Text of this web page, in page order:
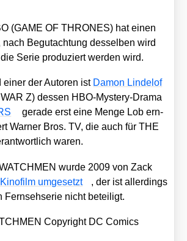
(GAME OF THRONES) hat einen
nach Begut­ach­tung des­sel­ben wird
Serie pro­du­ziert wer­den wird.
einer der Autoren ist Damon Linde­l­of
Z) des­sen HBO-Mys­tery-Dra­ma
gera­de erst eine Men­ge Lob ern­
War­ner Bros. TV, die auch für THE
waren.
wur­de 2009 von Zack
umge­setzt
, der ist aller­dings
Fern­seh­se­rie nicht betei­ligt.
Copy­right DC Comics